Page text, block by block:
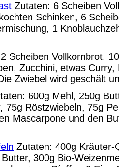
Zutaten: 6 Scheiben
Schinken, 6
1
Scheiben Vollkornbrot,
Zucchini, etwas
Zwiebel wird geschält
600g Mehl, 250g
75g Röstzwiebeln, 75g
Mascarpone und den
Zutaten: 400g Kräuter-
300g Bio-